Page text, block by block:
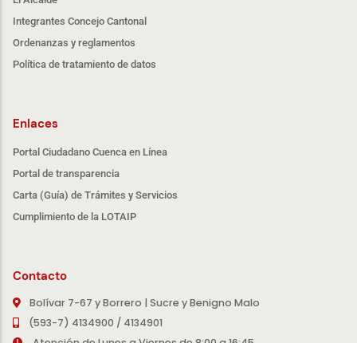
Integrantes Concejo Cantonal
Ordenanzas y reglamentos
Política de tratamiento de datos
Enlaces
Portal Ciudadano Cuenca en Línea
Portal de transparencia
Carta (Guía) de Trámites y Servicios
Cumplimiento de la LOTAIP
Contacto
Bolívar 7-67 y Borrero | Sucre y Benigno Malo
(593-7) 4134900 / 4134901